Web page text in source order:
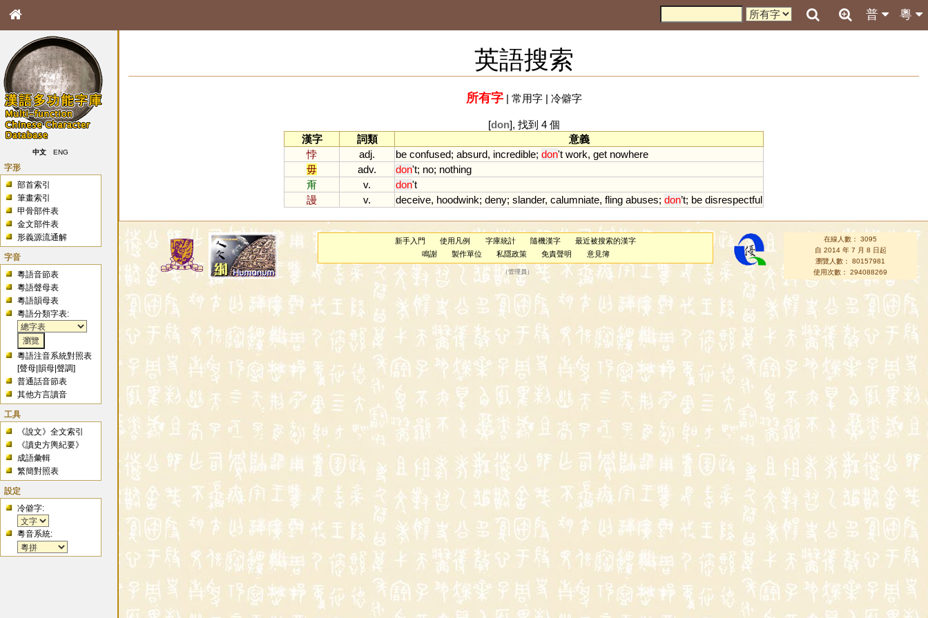
粵
普
中文 ENG
字形
部首索引
筆畫索引
甲骨部件表
金文部件表
形義源流通解
字音
粵語音節表
粵語聲母表
粵語韻母表
粵語分類字表:
粵語注音系統對照表
[聲母 |韻母 |聲調]
普通話音節表
其他方言讀音
工具
《說文》全文索引
《讀史方輿紀要》
成語彙輯
繁簡對照表
設定
冷僻字:
粵音系統:
英語搜索
所有字| 常用字| 冷僻字
[don], 找到 4 個
漢字
詞類
意義
悖
adj. be confused; absurd, incredible; don't work, get nowhere
毋
adv. don't; no; nothing
甭
v. don't
謾
v. deceive, hoodwink; deny; slander, calumniate, fling abuses; don’t; be disrespectful
新手入門 使用凡例 字庫統計 隨機漢字
最近被搜索的漢字
鳴謝
製作單位 私隱政策 免責聲明 意見簿
（管理員 ）
在線人數： 3095
自 2014 年 7 月 8 日起
瀏覽人數： 80157981
使用次數： 294088269